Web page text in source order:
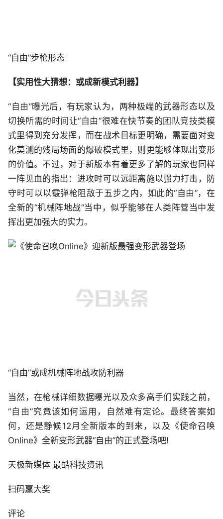
“自由”步枪形态
【实用性大猜想：或成新模式利器】
“自由”曝光后，有玩家认为，两种极端的武器形态以及
切换所需的时间让“自由”很难在快节奏的团队竞技类模
式里得到充分发挥，而在战术目标更明确，需要面对变
化莫测的残局场面的爆破模式里，则更能够体现出变形
的价值。不过，对于新版本有着更多了解的玩家也同样
一阵见血的指出：进攻时可以远距离施以强力打击，防
守时可以以霰弹枪阻敌于五步之内，如此的“自由”，在
全新的“机械阵地战”当中，似乎能够在人类阵营当中发
挥出更加强大的实力。
“自由”或成机械阵地战攻防利器
当然，在枪械详细数据曝光以及众多高手们实践之前，
“自由”究竟该如何运用，自然难有定论。最终答案如
何，还是静候12月全新版本的到来，以及《使命召唤
Online》全新变形武器“自由”的正式登场吧!
天极新媒体 最酷科技资讯
扫码赢大奖
评论